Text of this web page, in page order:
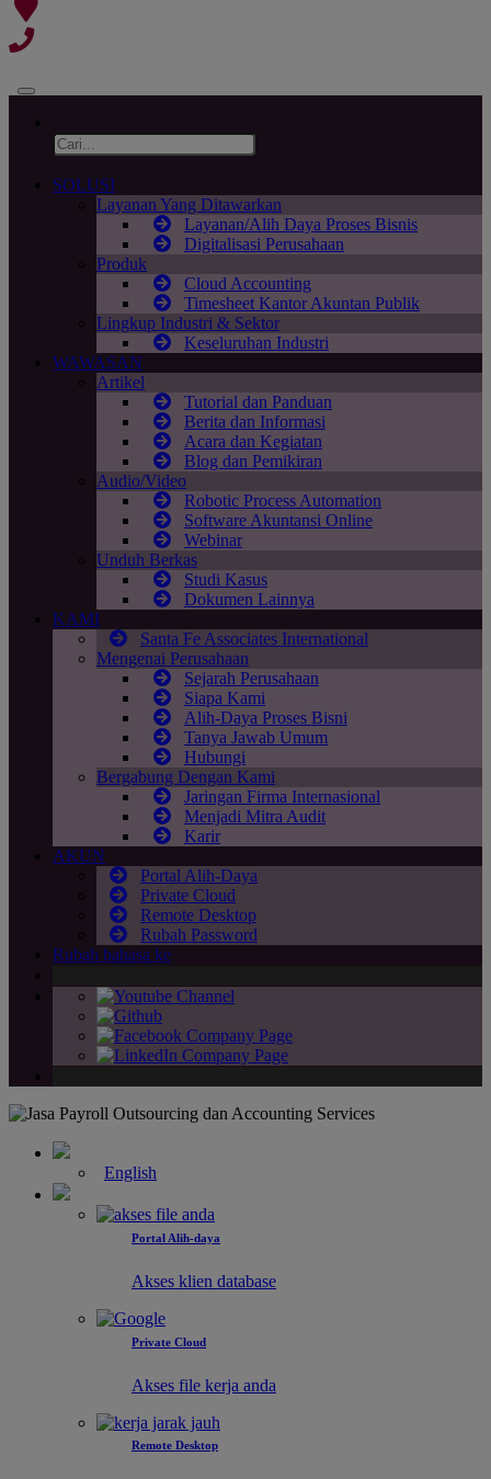
SOLUSI
Layanan Yang Ditawarkan
Layanan/Alih Daya Proses Bisnis
Digitalisasi Perusahaan
Produk
Cloud Accounting
Timesheet Kantor Akuntan Publik
Lingkup Industri & Sektor
Keseluruhan Industri
WAWASAN
Artikel
Tutorial dan Panduan
Berita dan Informasi
Acara dan Kegiatan
Blog dan Pemikiran
Audio/Video
Robotic Process Automation
Software Akuntansi Online
Webinar
Unduh Berkas
Studi Kasus
Dokumen Lainnya
KAMI
Santa Fe Associates International
Mengenai Perusahaan
Sejarah Perusahaan
Siapa Kami
Alih-Daya Proses Bisni
Tanya Jawab Umum
Hubungi
Bergabung Dengan Kami
Jaringan Firma Internasional
Menjadi Mitra Audit
Karir
AKUN
Portal Alih-Daya
Private Cloud
Remote Desktop
Rubah Password
Rubah bahasa ke
English
Portal Alih-daya
Akses klien database
Private Cloud
Akses file kerja anda
Remote Desktop